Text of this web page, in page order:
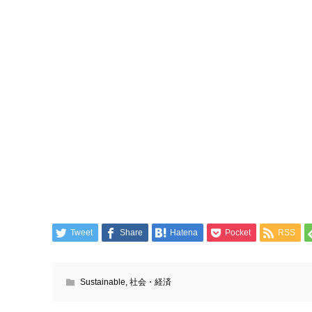
Tweet Share Hatena Pocket RSS
Sustainable, 社会・経済